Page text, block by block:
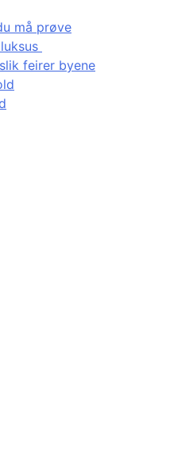
må prøve
feirer byene